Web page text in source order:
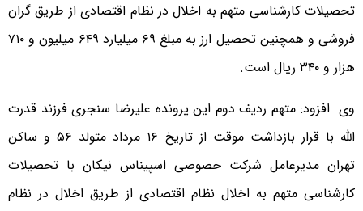
تحصیلات کارشناسی متهم به اخلال در نظام اقتصادی از طریق گران
فروشی و همچنین تحصیل ارز به مبلغ ۶۹ میلیارد ۶۴۹ میلیون و ۷۱۰
هزار و ۳۴۰ ریال است.
وی افزود: متهم ردیف دوم این پرونده علیرضا سنجری فرزند قدرت
الله با قرار بازداشت موقت از تاریخ ۱۶ مرداد متولد ۵۶ و ساکن
تهران مدیرعامل شرکت خصوصی اسپیناس نیکان با تحصیلات
کارشناسی متهم به اخلال نظام اقتصادی از طریق اخلال در نظام